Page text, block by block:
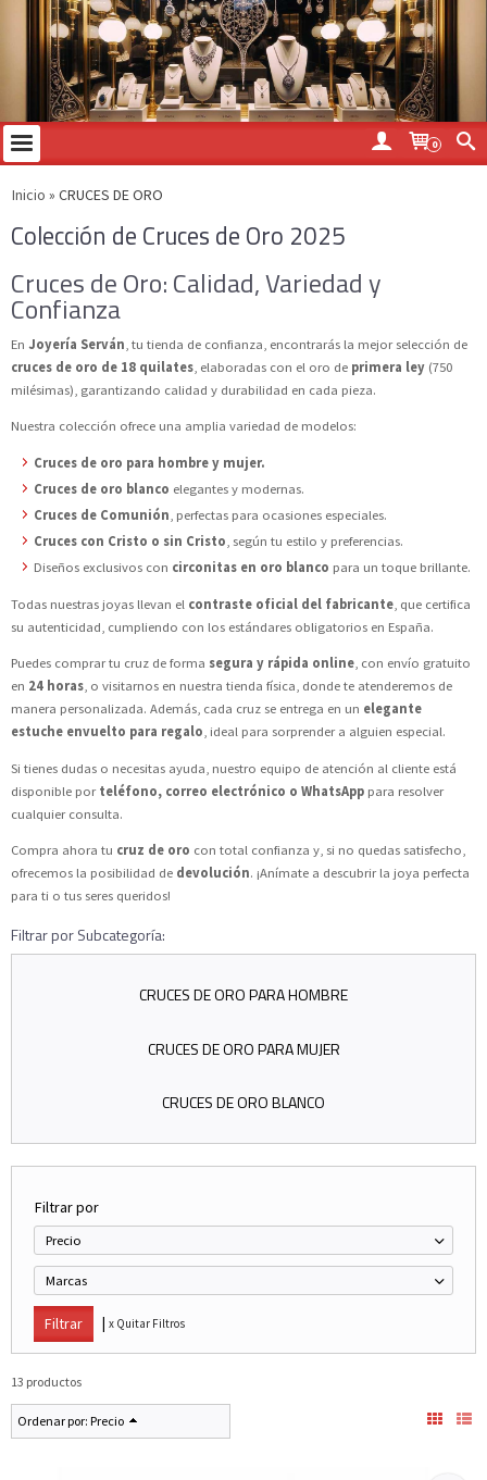
0
Inicio » CRUCES DE ORO
Colección de Cruces de Oro 2025
Cruces de Oro: Calidad, Variedad y
Confianza
En Joyería Serván , tu tienda de confianza, encontrarás la mejor selección de
cruces de oro de 18 quilates , elaboradas con el oro de primera ley (750
milésimas), garantizando calidad y durabilidad en cada pieza.
Nuestra colección ofrece una amplia variedad de modelos:
Cruces de oro para hombre y mujer.
Cruces de oro blanco elegantes y modernas.
Cruces de Comunión, perfectas para ocasiones especiales.
Cruces con Cristo o sin Cristo, según tu estilo y preferencias.
Diseños exclusivos con circonitas en oro blanco para un toque brillante.
Todas nuestras joyas llevan el contraste oficial del fabricante , que certifica
su autenticidad, cumpliendo con los estándares obligatorios en España.
Puedes comprar tu cruz de forma segura y rápida online, con envío gratuito
en 24 horas, o visitarnos en nuestra tienda física, donde te atenderemos de
manera personalizada. Además, cada cruz se entrega en un elegante
estuche envuelto para regalo, ideal para sorprender a alguien especial.
Si tienes dudas o necesitas ayuda, nuestro equipo de atención al cliente está
disponible por teléfono, correo electrónico o WhatsApp para resolver
cualquier consulta.
Compra ahora tu cruz de oro con total confianza y, si no quedas satisfecho,
ofrecemos la posibilidad de devolución. ¡Anímate a descubrir la joya perfecta
para ti o tus seres queridos!
Filtrar por Subcategoría:
CRUCES DE ORO PARA HOMBRE
CRUCES DE ORO PARA MUJER
CRUCES DE ORO BLANCO
Filtrar por
Precio
Marcas
| x Quitar Filtros
13 productos
Ordenar por: Precio